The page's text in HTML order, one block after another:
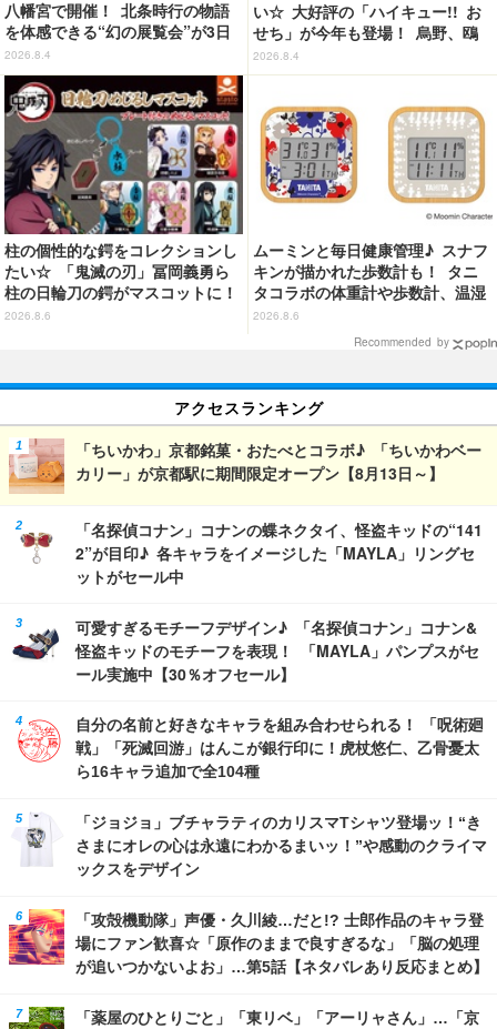
八幡宮で開催！ 北条時行の物語
を体感できる“幻の展覧会”が3日
間限定で登場【8/28～30】
2026.8.4
い☆ 大好評の「ハイキュー!! お
せち」が今年も登場！ 烏野、鴎
台、音駒、稲荷崎をイメージした
メニューで構成
2026.8.4
柱の個性的な鍔をコレクションし
たい☆ 「鬼滅の刃」冨岡義勇ら
柱の日輪刀の鍔がマスコットに！
狛治ら人間時代の上弦の鬼“おね
2026.8.6
ムーミンと毎日健康管理♪ スナフ
キンが描かれた歩数計も！ タニ
タコラボの体重計や歩数計、温湿
度計など全4アイテム登場
2026.8.6
Recommended by
アクセスランキング
「ちいかわ」京都銘菓・おたべとコラボ♪ 「ちいかわベー
カリー」が京都駅に期間限定オープン【8月13日～】
「名探偵コナン」コナンの蝶ネクタイ、怪盗キッドの“141
2”が目印♪ 各キャラをイメージした「MAYLA」リングセ
ットがセール中
可愛すぎるモチーフデザイン♪ 「名探偵コナン」コナン&
怪盗キッドのモチーフを表現！ 「MAYLA」パンプスがセ
ール実施中【30％オフセール】
自分の名前と好きなキャラを組み合わせられる！ 「呪術廻
戦」「死滅回游」はんこが銀行印に！虎杖悠仁、乙骨憂太
ら16キャラ追加で全104種
「ジョジョ」ブチャラティのカリスマTシャツ登場ッ！“き
さまにオレの心は永遠にわかるまいッ！”や感動のクライマ
ックスをデザイン
「攻殻機動隊」声優・久川綾…だと!? 士郎作品のキャラ登
場にファン歓喜☆「原作のままで良すぎるな」「脳の処理
が追いつかないよお」…第5話【ネタバレあり反応まとめ】
「薬屋のひとりごと」「東リベ」「アーリャさん」…「京